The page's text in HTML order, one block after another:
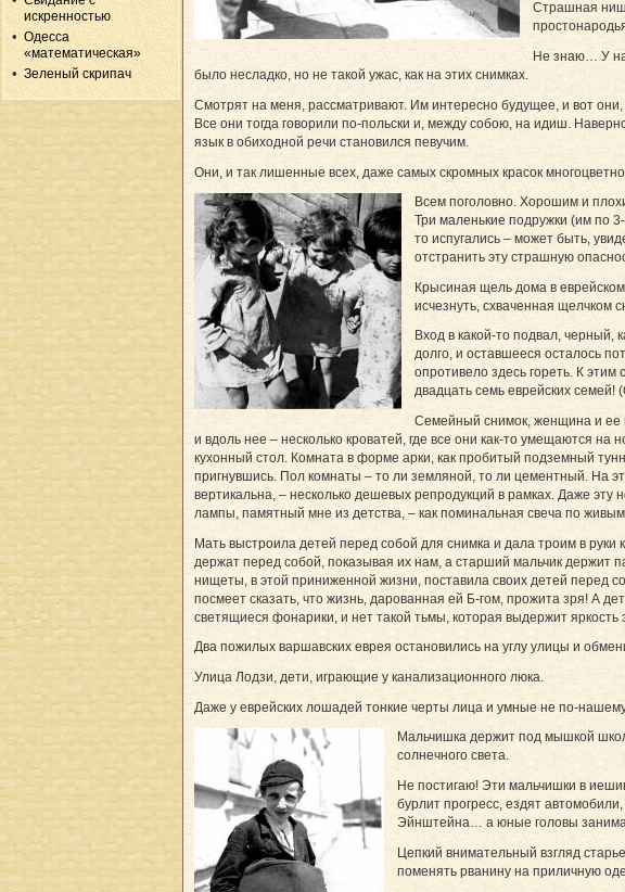
искренностью
Одесса
«математическая»
Зеленый скрипач
Страшная
Не знаю… У
было несладко, но не такой ужас, как на этих снимках.
Смотрят на меня, рассматривают. Им интересно будущее, и вот они,
Все они тогда говорили по-польски и, между собою, на идиш.
язык в обиходной речи становился певучим.
Они, и так лишенные всех, даже самых скромных красок
Всем поголовно. Хорошим и
Три маленькие подружки (им по
то испугались – может быть,
отстранить эту страшную
Крысиная щель дома в
исчезнуть, схваченная щелчком
Вход в какой-то подвал, черный,
долго, и оставшееся осталось
опро­тивело здесь гореть. К
двадцать семь еврейских семей!
Семейный снимок, женщина и ее
и вдоль нее – несколько кроватей, где все они как-то умещаются
кухонный стол. Комната в форме арки, как пробитый подземный
пригнувшись. Пол комнаты – то ли земляной, то ли цементный. На
вертикальна, – несколько дешевых репродукций в рамках. Даже
лампы, памятный мне из детства, – как поминальная свеча по
Мать выстроила детей перед собой для снимка и дала троим в руки
держат перед собой, показывая их нам, а старший мальчик держит
нищеты, в этой приниженной жизни, поставила своих детей перед
посмеет сказать, что жизнь, дарованная ей Б-гом, прожита зря! А
светящиеся фонарики, и нет такой тьмы, которая выдержит
Два пожилых варшавских еврея остановились на углу улицы и
Улица Лодзи, дети, играющие у канализационного люка.
Даже у еврейских лошадей тонкие черты лица и умные не по-
Мальчишка держит под мышкой
солнечного света.
Не постигаю! Эти мальчишки в
бурлит прогресс, ездят
Эйнштейна… а юные головы
Цепкий внимательный взгляд
поменять рванину на приличную